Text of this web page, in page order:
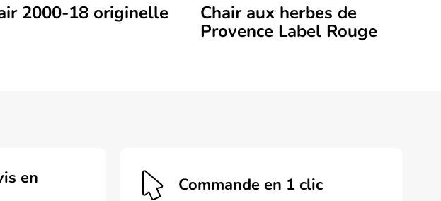
2000-18 originelle
Chair aux herbes de
Provence Label Rouge
en
Commande en 1 clic